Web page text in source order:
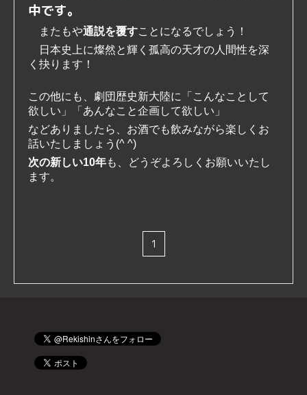
中です。
またもや通説を覆すことになるでしょう！
日本史上に燦然と輝く孤高の天才の人間性を深
く抉ります！
この他にも、劇団歴史新大陸に「こんなことして
欲しい」「あんなこと企画して欲しい」
などありましたら、お酒でも飲みながら楽しくお
話いたしましょう(^ ^)
次の新しい10年も、どうぞよろしくお願いいたし
ます。
1